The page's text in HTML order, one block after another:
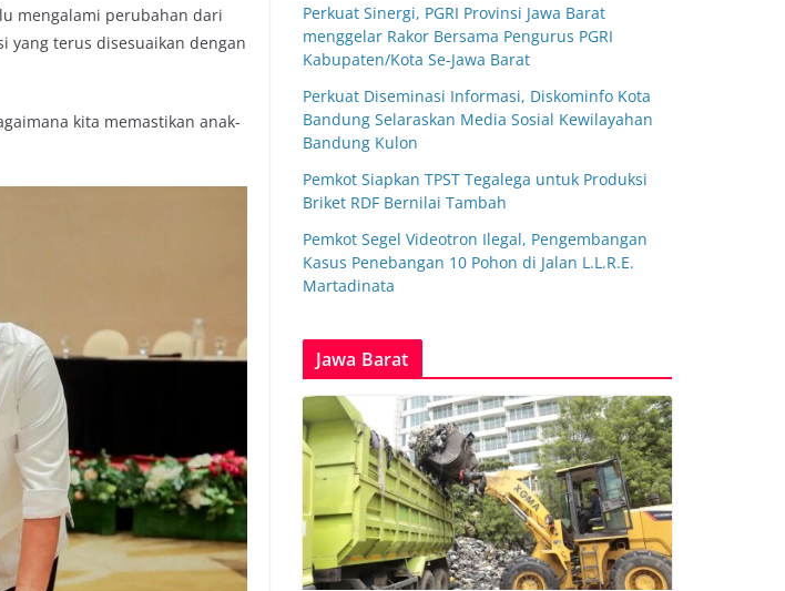
mengalami perubahan dari
yang terus disesuaikan dengan
kita memastikan anak-
Perkuat Sinergi, PGRI Provinsi Jawa Barat
menggelar Rakor Bersama Pengurus PGRI
Kabupaten/Kota Se-Jawa Barat
Perkuat Diseminasi Informasi, Diskominfo Kota
Bandung Selaraskan Media Sosial Kewilayahan
Bandung Kulon
Pemkot Siapkan TPST Tegalega untuk Produksi
Briket RDF Bernilai Tambah
Pemkot Segel Videotron Ilegal, Pengembangan
Kasus Penebangan 10 Pohon di Jalan L.L.R.E.
Martadinata
Jawa Barat